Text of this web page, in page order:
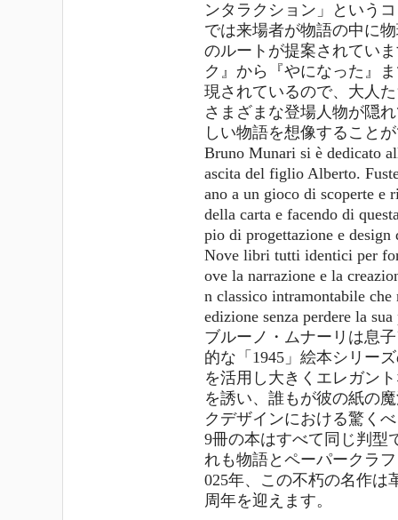
ンタラクション」という
では来場者が物語の中に
のルートが提案されてい
ク』から『やになった』
現されているので、大人
さまざまな登場人物が隠
しい物語を想像すること
Bruno Munari si è dedicato
ascita del figlio Alberto.
ano a un gioco di scoperte e
della carta e facendo di
pio di progettazione e
Nove libri tutti identici per
ove la narrazione e la
n classico intramontabile
edizione senza perdere la
ブルーノ・ムナーリは息
的な「1945」絵本シリー
を活用し大きくエレガン
を誘い、誰もが彼の紙の
クデザインにおける驚く
9冊の本はすべて同じ判型
れも物語とペーパークラ
025年、この不朽の名作は
周年を迎えます。